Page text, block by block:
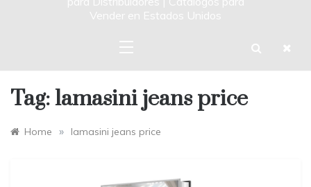
Vender en Estados Unidos
Tag:lamasini jeans price
Home » lamasini jeans price